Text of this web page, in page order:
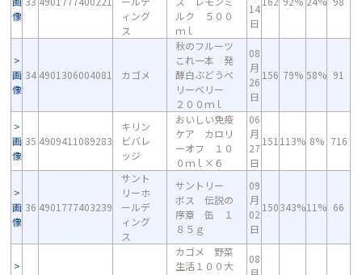
像
ィング
ス
ルク ５００
ｍｌ
14
日
画
像
34 4901306004081 カゴメ
秋のフルーツ
これ一本 発
酵白ぶどうベ
リーベリー
２００ｍｌ
08
月
26
日
156 79% 58% 91
画
像
35 4909411089283
キリン
ビバレ
ッジ
おいしい免疫
ケア カロリ
ーオフ １０
０ｍｌ×６
06
月
27
日
151 113% 8% 716
画
像
36 4901777403239
サント
リーホ
ールデ
ィング
ス
サントリー
ボス 伝説の
序章 缶 １
８５ｇ
09
月
02
日
150343%11% 66
カゴメ 野菜
生活１００大
08